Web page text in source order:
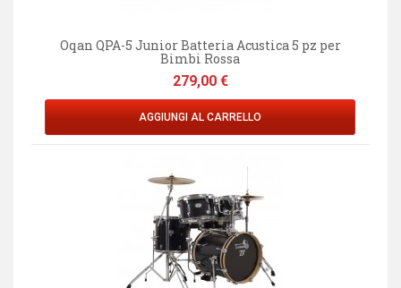
Oqan QPA-5 Junior Batteria Acustica 5 pz per
Bimbi Rossa
Prezzo
279,00 €
AGGIUNGI AL CARRELLO